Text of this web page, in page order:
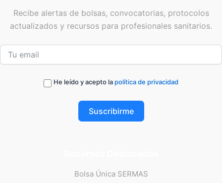
Recibe alertas de bolsas, convocatorias, protocolos
actualizados y recursos para profesionales sanitarios.
He leído y acepto la política de privacidad
Suscribirme
Bolsa Única SERMAS